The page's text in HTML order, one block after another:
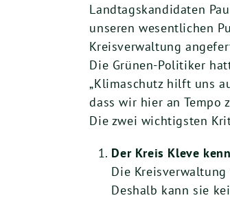
Landtagskandidaten
unseren wesentlichen
Kreisverwaltung
Die Grünen-Politiker
„Klimaschutz hilft uns
dass wir hier an Tempo
Die zwei wichtigsten
Der Kreis Kleve
Die
Deshalb kann sie